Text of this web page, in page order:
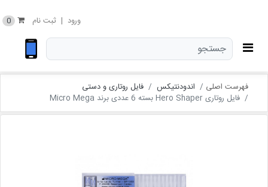
ورود | ثبت نام 0
فهرست اصلی اندودنتیکس
فایل روتاری و دستی
فایل روتاری Hero Shaper بسته 6 عددی برند Micro Mega